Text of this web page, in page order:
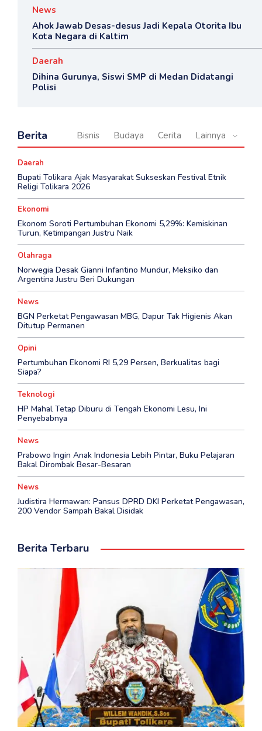
News
Ahok Jawab Desas-desus Jadi Kepala Otorita Ibu
Kota Negara di Kaltim
Daerah
Dihina Gurunya, Siswi SMP di Medan Didatangi
Polisi
Berita Bisnis Budaya Cerita Lainnya
Daerah
Bupati Tolikara Ajak Masyarakat Sukseskan Festival Etnik
Religi Tolikara 2026
Ekonomi
Ekonom Soroti Pertumbuhan Ekonomi 5,29%: Kemiskinan
Turun, Ketimpangan Justru Naik
Olahraga
Norwegia Desak Gianni Infantino Mundur, Meksiko dan
Argentina Justru Beri Dukungan
News
BGN Perketat Pengawasan MBG, Dapur Tak Higienis Akan
Ditutup Permanen
Opini
Pertumbuhan Ekonomi RI 5,29 Persen, Berkualitas bagi
Siapa?
Teknologi
HP Mahal Tetap Diburu di Tengah Ekonomi Lesu, Ini
Penyebabnya
News
Prabowo Ingin Anak Indonesia Lebih Pintar, Buku Pelajaran
Bakal Dirombak Besar-Besaran
News
‎Judistira Hermawan: Pansus DPRD DKI Perketat Pengawasan,
200 Vendor Sampah Bakal Disidak
Berita Terbaru